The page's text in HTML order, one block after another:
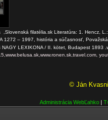
,Slovenská filatélia.sk Literatúra: 1. Hencz,
1272 – 1997, história a súčasnosť,
LEXIKONA / II. kötet, Budapest 1893
© Ján
Administrácia WebĽahko |